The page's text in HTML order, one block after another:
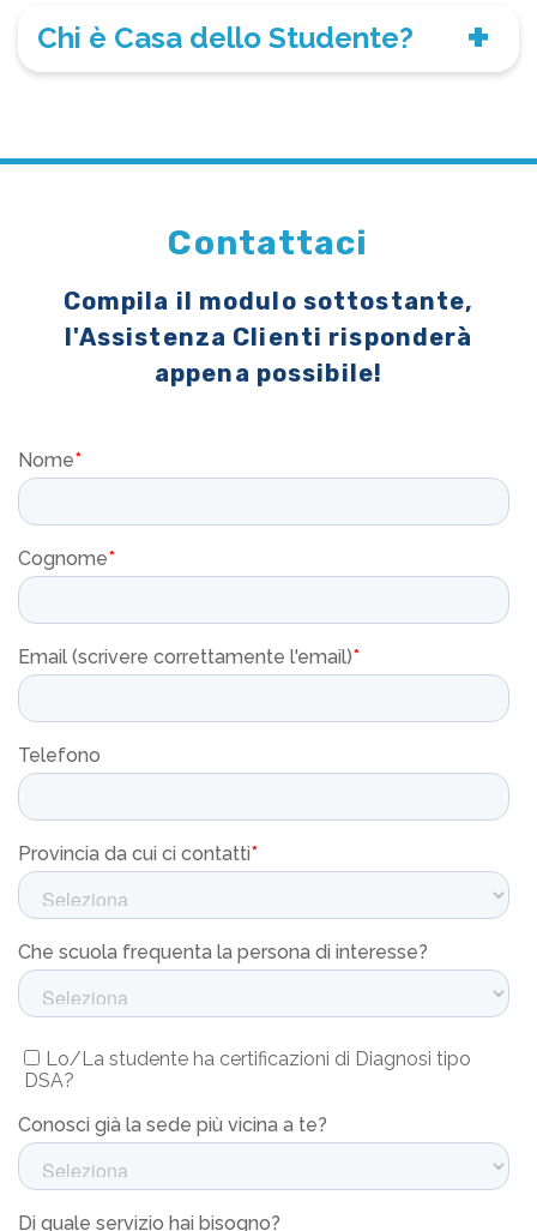
Chi è Casa dello Studente?
Contattaci
Compila il modulo sottostante,
l'Assistenza Clienti risponderà
appena possibile!